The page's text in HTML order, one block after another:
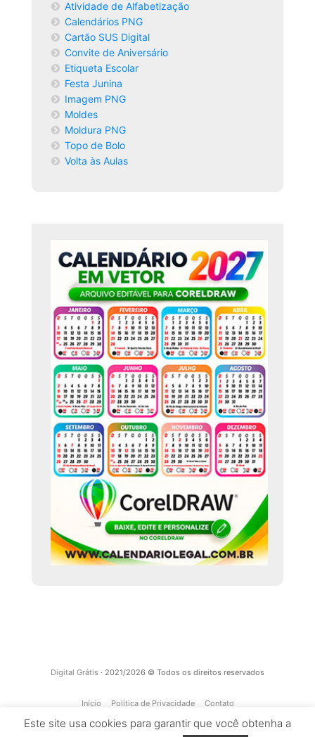
Atividade de Alfabetização
Calendários PNG
Cartão SUS Digital
Convite de Aniversário
Etiqueta Escolar
Festa Junina
Imagem PNG
Moldes
Moldura PNG
Topo de Bolo
Volta às Aulas
Digital Grátis · 2021/2026 © Todos os direitos reservados
Início Política de Privacidade Contato
Este site usa cookies para garantir que você obtenha a